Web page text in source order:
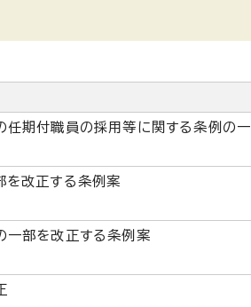
期付職員の採用等に関する条例の一
を改正する条例案
一部を改正する条例案